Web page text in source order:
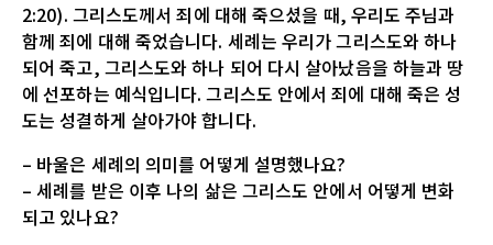
2:20). 그리스도께서 죄에 대해 죽으셨을 때, 우리도 주님과
함께 죄에 대해 죽었습니다. 세례는 우리가 그리스도와 하나
되어 죽고, 그리스도와 하나 되어 다시 살아났음을 하늘과 땅
에 선포하는 예식입니다. 그리스도 안에서 죄에 대해 죽은 성
도는 성결하게 살아가야 합니다.
– 바울은 세례의 의미를 어떻게 설명했나요?
– 세례를 받은 이후 나의 삶은 그리스도 안에서 어떻게 변화
되고 있나요?